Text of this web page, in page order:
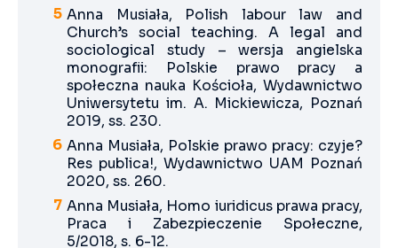
Anna Musiała, Polish labour law and
Church’s social teaching. A legal and
sociological study – wersja angielska
monografii: Polskie prawo pracy a
społeczna nauka Kościoła, Wydawnictwo
Uniwersytetu im. A. Mickiewicza, Poznań
2019, ss. 230.
Anna Musiała, Polskie prawo pracy: czyje?
Res publica!, Wydawnictwo UAM Poznań
2020, ss. 260.
Anna Musiała, Homo iuridicus prawa pracy,
Praca i Zabezpieczenie Społeczne,
5/2018, s. 6-12.